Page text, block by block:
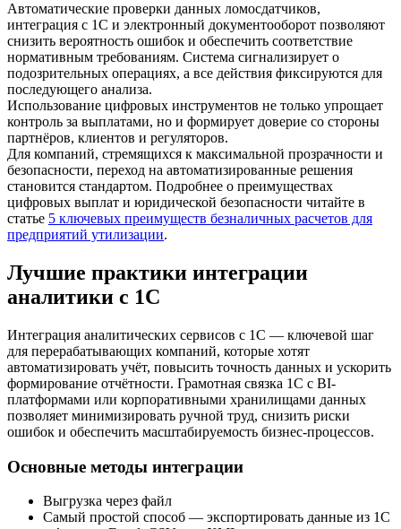
Автоматические проверки данных ломосдатчиков,
интеграция с 1С и электронный документооборот позволяют
снизить вероятность ошибок и обеспечить соответствие
нормативным требованиям. Система сигнализирует о
подозрительных операциях, а все действия фиксируются для
последующего анализа.
Использование цифровых инструментов не только упрощает
контроль за выплатами, но и формирует доверие со стороны
партнёров, клиентов и регуляторов.
Для компаний, стремящихся к максимальной прозрачности и
безопасности, переход на автоматизированные решения
становится стандартом. Подробнее о преимуществах
цифровых выплат и юридической безопасности читайте в
статье 5 ключевых преимуществ безналичных расчетов для
предприятий утилизации.
Лучшие практики интеграции
аналитики с 1С
Интеграция аналитических сервисов с 1С — ключевой шаг
для перерабатывающих компаний, которые хотят
автоматизировать учёт, повысить точность данных и ускорить
формирование отчётности. Грамотная связка 1С с BI-
платформами или корпоративными хранилищами данных
позволяет минимизировать ручной труд, снизить риски
ошибок и обеспечить масштабируемость бизнес-процессов.
Основные методы интеграции
Выгрузка через файл
Самый простой способ — экспортировать данные из 1С